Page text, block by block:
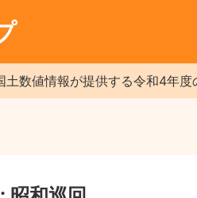
数値情報が提供する令和4年